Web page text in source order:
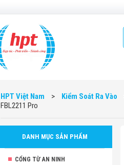
HPT Việt Nam > Kiểm Soát Ra Vào
FBL2211 Pro
DANH MỤC SẢN PHẨM
CỔNG TỪ AN NINH